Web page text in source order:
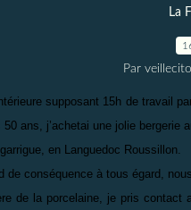
La
Par
supposant 15h de travail
ans, j’achetai une jolie bergerie
en Languedoc Roussillon.
de conséquence à tous égard,
de la porcelaine, je pris